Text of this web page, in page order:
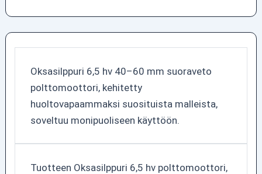
Oksasilppuri 6,5 hv 40–60 mm suoraveto
polttomoottori, kehitetty
huoltovapaammaksi suosituista malleista,
soveltuu monipuoliseen käyttöön.
Tuotteen Oksasilppuri 6,5 hv polttomoottori,